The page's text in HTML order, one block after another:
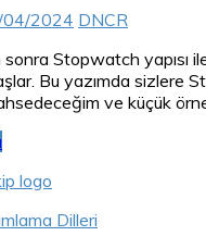
2024 DNCR
Stopwatch yapısı
Bu yazımda sizlere
ve küçük
Dilleri